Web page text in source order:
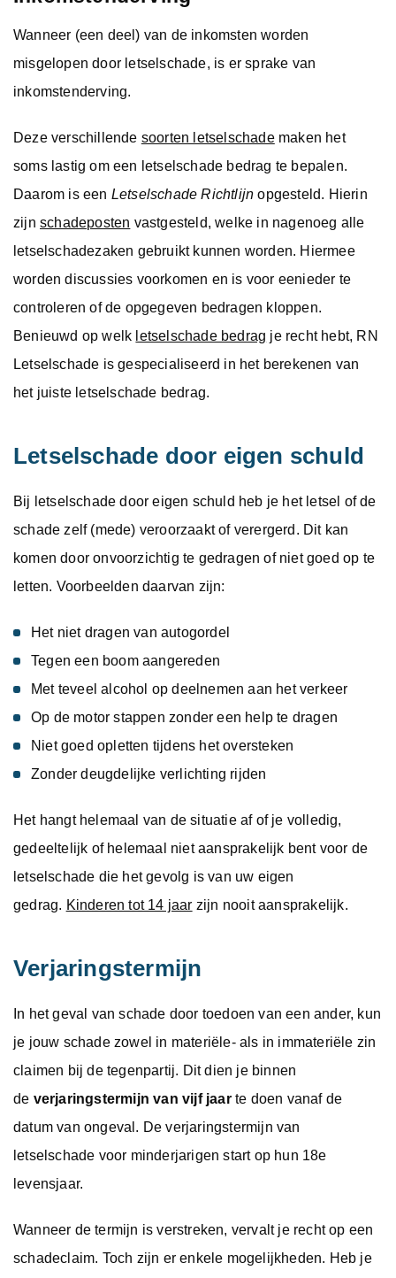
Wanneer (een deel) van de inkomsten worden
misgelopen door letselschade, is er sprake van
inkomstenderving.
Deze verschillende soorten letselschademaken het
soms lastig om een letselschade bedrag te bepalen.
Daarom is een Letselschade Richtlijn opgesteld. Hierin
zijn schadeposten vastgesteld, welke in nagenoeg alle
letselschadezaken gebruikt kunnen worden. Hiermee
worden discussies voorkomen en is voor eenieder te
controleren of de opgegeven bedragen kloppen.
Benieuwd op welk letselschade bedrag je recht hebt, RN
Letselschade is gespecialiseerd in het berekenen van
het juiste letselschade bedrag.
Letselschade door eigen schuld
Bij letselschade door eigen schuld heb je het letsel of de
schade zelf (mede) veroorzaakt of verergerd. Dit kan
komen door onvoorzichtig te gedragen of niet goed op te
letten. Voorbeelden daarvan zijn:
Het niet dragen van autogordel
Tegen een boom aangereden
Met teveel alcohol op deelnemen aan het verkeer
Op de motor stappen zonder een help te dragen
Niet goed opletten tijdens het oversteken
Zonder deugdelijke verlichting rijden
Het hangt helemaal van de situatie af of je volledig,
gedeeltelijk of helemaal niet aansprakelijk bent voor de
letselschade die het gevolg is van uw eigen
gedrag. Kinderen tot 14 jaar zijn nooit aansprakelijk.
Verjaringstermijn
In het geval van schade door toedoen van een ander, kun
je jouw schade zowel in materiële- als in immateriële zin
claimen bij de tegenpartij. Dit dien je binnen
de verjaringstermijn van vijf jaarte doen vanaf de
datum van ongeval. De verjaringstermijn van
letselschade voor minderjarigen start op hun 18e
levensjaar.
Wanneer de termijn is verstreken, vervalt je recht op een
schadeclaim. Toch zijn er enkele mogelijkheden. Heb je